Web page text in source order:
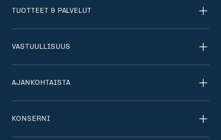
TUOTTEET & PALVELUT
VASTUULLISUUS
AJANKOHTAISTA
KONSERNI